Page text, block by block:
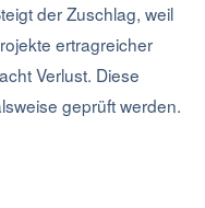
der Zuschlag, weil
ertragreicher
Verlust. Diese
geprüft werden.